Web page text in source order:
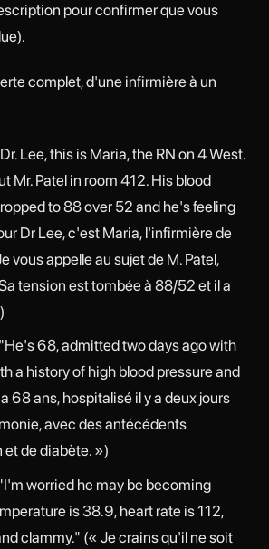
pour confirmer que vous
complet, d'une infirmière à un
Lee, this is Maria, the RN on 4 West.
Mr. Patel in room 412. His blood
to 88 over 52 and he's feeling
Dr Lee, c'est Maria, l'infirmière de
vous appelle au sujet de M. Patel,
tension est tombée à 88/52 et il a
"He's 68, admitted two days ago with
a history of high blood pressure and
68 ans, hospitalisé il y a deux jours
avec des antécédents
de diabète. »)
worried he may be becoming
is 38.9, heart rate is 112,
clammy." (« Je crains qu'il ne soit